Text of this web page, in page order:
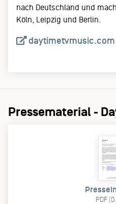
nach Deutschland und
Köln, Leipzig und Berlin.
daytimetvmusic.com
Pressematerial -
PDF